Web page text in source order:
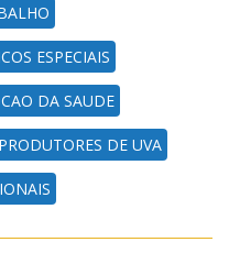
ESPECIAIS
DA SAUDE
PRODUTORES DE UVA